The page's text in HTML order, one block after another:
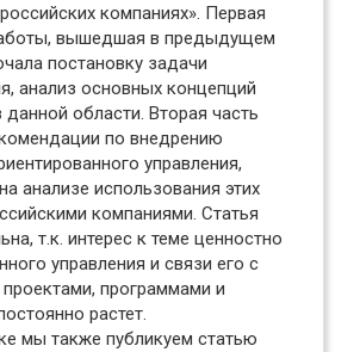
компаниях». Первая
вышедшая в предыдущем
постановку задачи
анализ основных концепций
области. Вторая часть
по внедрению
управления,
анализе использования этих
компаниями. Cтатья
т.к. интерес к теме ценностно
управления и связи его с
программами и
растет.
мы также публикуем статью